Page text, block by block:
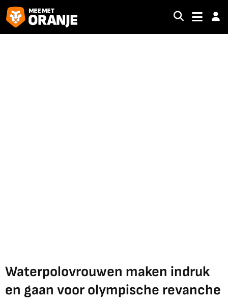
Waterpolovrouwen maken indruk
en gaan voor olympische revanche